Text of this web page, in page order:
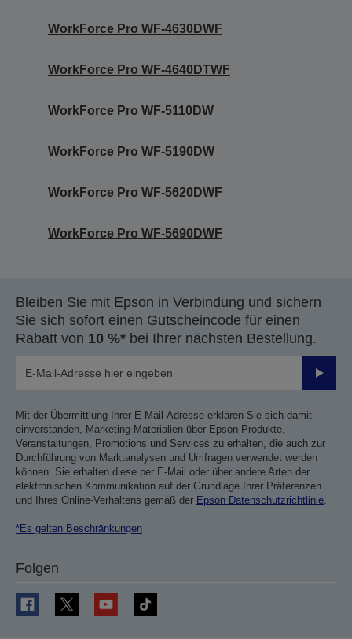
WorkForce Pro WF-4630DWF
WorkForce Pro WF-4640DTWF
WorkForce Pro WF-5110DW
WorkForce Pro WF-5190DW
WorkForce Pro WF-5620DWF
WorkForce Pro WF-5690DWF
Bleiben Sie mit Epson in Verbindung und sichern
Sie sich sofort einen Gutscheincode für einen
Rabatt von 10 %* bei Ihrer nächsten Bestellung.
Mit der Übermittlung Ihrer E-Mail-Adresse erklären Sie sich damit
einverstanden, Marketing-Materialien über Epson Produkte,
Veranstaltungen, Promotions und Services zu erhalten, die auch zur
Durchführung von Marktanalysen und Umfragen verwendet werden
können. Sie erhalten diese per E-Mail oder über andere Arten der
elektronischen Kommunikation auf der Grundlage Ihrer Präferenzen
und Ihres Online-Verhaltens gemäß der Epson Datenschutzrichtlinie.
*Es gelten Beschränkungen
Folgen